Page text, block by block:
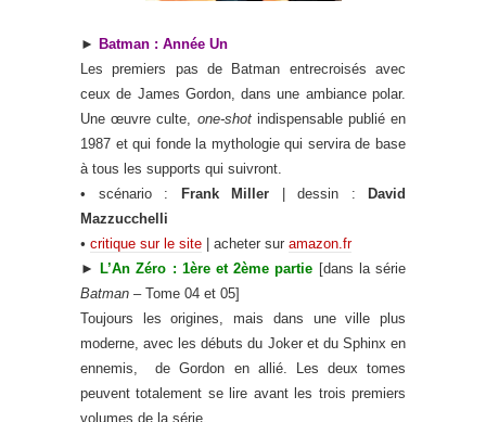
► Batman : Année Un
Les premiers pas de Batman entrecroisés avec
ceux de James Gordon, dans une ambiance polar.
Une œuvre culte, one-shotindispensable publié en
1987 et qui fonde la mythologie qui servira de base
à tous les supports qui suivront.
• scénario :
Frank Miller | dessin :
David
Mazzucchelli
• critique sur le site | acheter sur amazon.fr
►
L’An Zéro : 1ère et 2ème partie [dans la série
Batman – Tome 04 et 05]
Toujours les origines, mais dans une ville plus
moderne, avec les débuts du Joker et du Sphinx en
ennemis, deGordon en allié. Les deux tomes
peuvent totalement se lire avant les trois premiers
volumes de la série.